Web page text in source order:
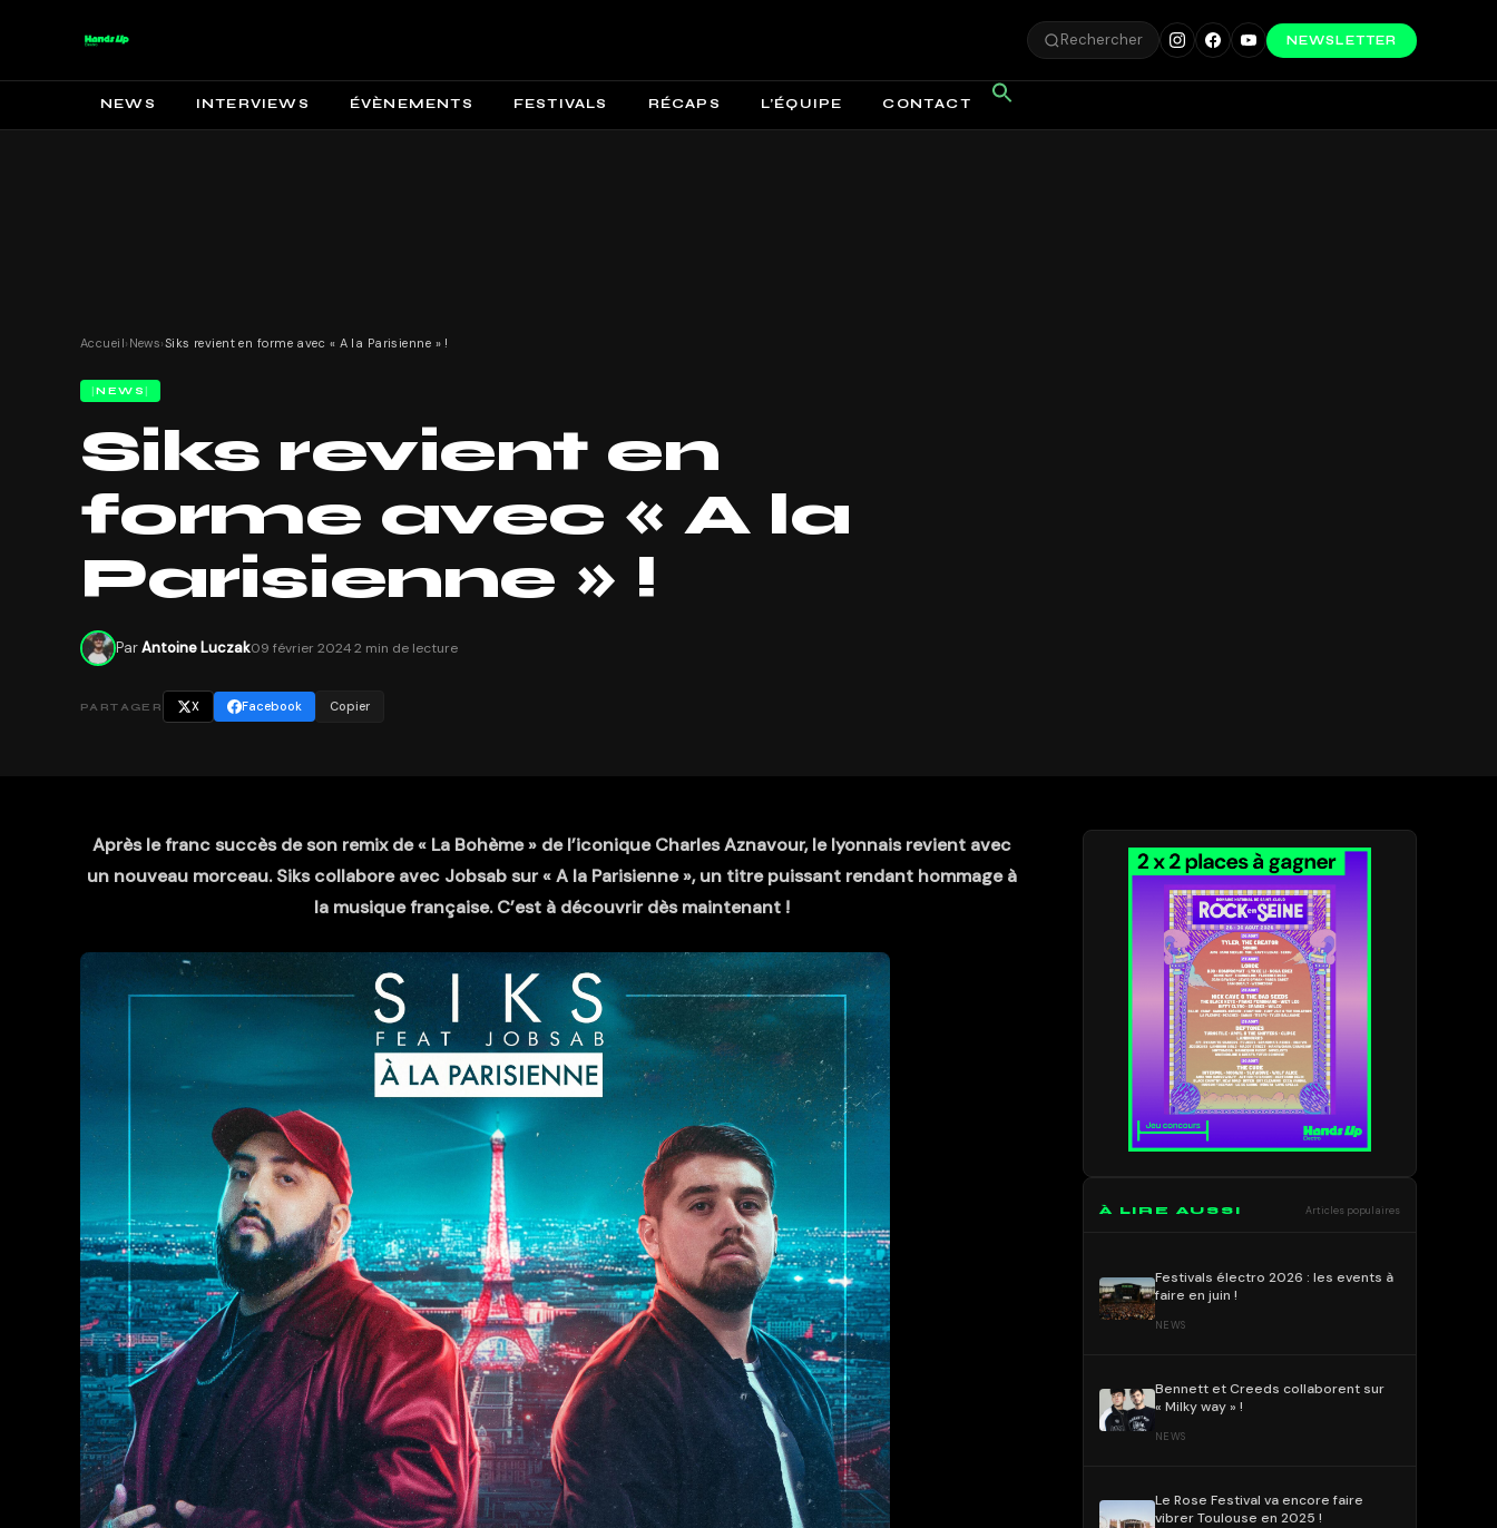
Rechercher NEWSLETTER
NEWS INTERVIEWS ÉVÈNEMENTS FESTIVALS RÉCAPS L’ÉQUIPE CONTACT
Accueil› News›Siks revient en forme avec « A la Parisienne » !
NEWS
Siks revient en
forme avec « A la
Parisienne » !
ParAntoine Luczak09 février 20242 min de lecture
PARTAGER X Facebook Copier
Après le franc succès de son remix de « La Bohème » de l’iconique Charles Aznavour, le lyonnais revient avec
un nouveau morceau. Siks collabore avec Jobsab sur « A la Parisienne », un titre puissant rendant hommage à
la musique française. C’est à découvrir dès maintenant !
À LIRE AUSSI Articles populaires
Festivals électro 2026 : les events à
faire en juin !
NEWS
Bennett et Creeds collaborent sur
« Milky way » !
NEWS
Le Rose Festival va encore faire
vibrer Toulouse en 2025 !